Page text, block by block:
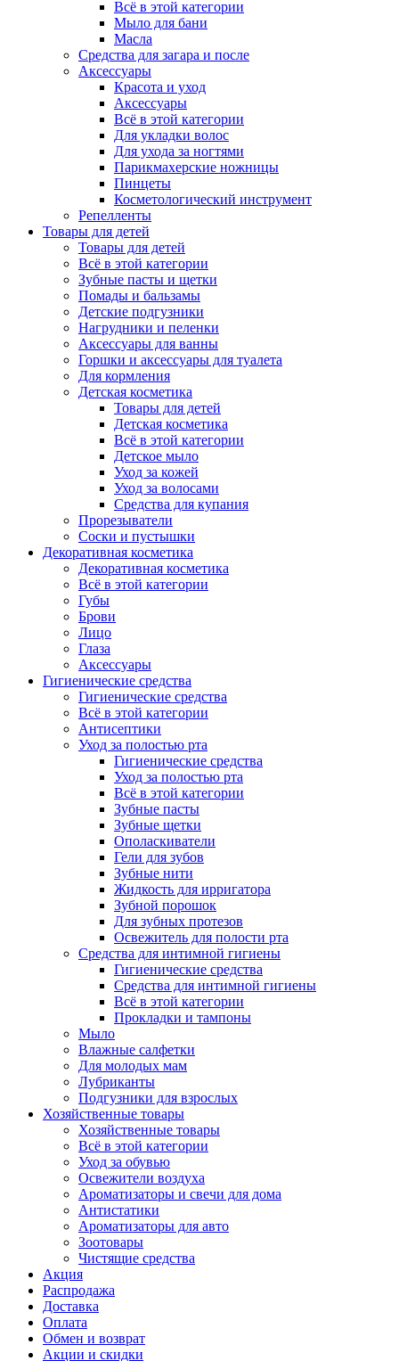
Всё в этой категории
Мыло для бани
Масла
Средства для загара и после
Аксессуары
Красота и уход
Аксессуары
Всё в этой категории
Для укладки волос
Для ухода за ногтями
Парикмахерские ножницы
Пинцеты
Косметологический инструмент
Репелленты
Товары для детей
Товары для детей
Всё в этой категории
Зубные пасты и щетки
Помады и бальзамы
Детские подгузники
Нагрудники и пеленки
Аксессуары для ванны
Горшки и аксессуары для туалета
Для кормления
Детская косметика
Товары для детей
Детская косметика
Всё в этой категории
Детское мыло
Уход за кожей
Уход за волосами
Средства для купания
Прорезыватели
Соски и пустышки
Декоративная косметика
Декоративная косметика
Всё в этой категории
Губы
Брови
Лицо
Глаза
Аксессуары
Гигиенические средства
Гигиенические средства
Всё в этой категории
Антисептики
Уход за полостью рта
Гигиенические средства
Уход за полостью рта
Всё в этой категории
Зубные пасты
Зубные щетки
Ополаскиватели
Гели для зубов
Зубные нити
Жидкость для ирригатора
Зубной порошок
Для зубных протезов
Освежитель для полости рта
Средства для интимной гигиены
Гигиенические средства
Средства для интимной гигиены
Всё в этой категории
Прокладки и тампоны
Мыло
Влажные салфетки
Для молодых мам
Лубриканты
Подгузники для взрослых
Хозяйственные товары
Хозяйственные товары
Всё в этой категории
Уход за обувью
Освежители воздуха
Ароматизаторы и свечи для дома
Антистатики
Ароматизаторы для авто
Зоотовары
Чистящие средства
Акция
Распродажа
Доставка
Оплата
Обмен и возврат
Акции и скидки